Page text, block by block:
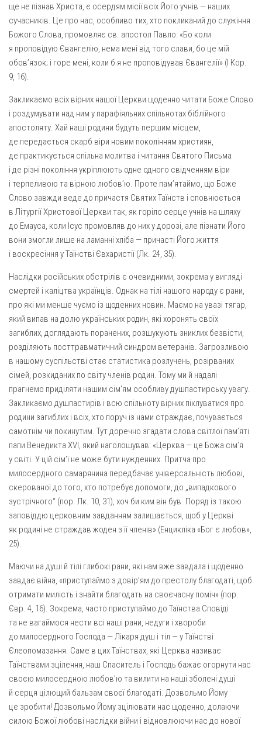
ще не пізнав Христа, є осердям місії всіх Його учнів — наших
сучасників. Це про нас, особливо тих, хто покликаний до служіння
Божого Слова, промовляє св. апостол Павло: «Бо коли
я проповідую Євангелію, нема мені від того слави, бо це мій
обов’язок; і горе мені, коли б я не проповідував Євангелії» (I Кор.
9, 16).
Закликаємо всіх вірних нашої Церкви щоденно читати Боже Слово
і роздумувати над ним у парафіяльних спільнотах біблійного
апостоляту. Хай наші родини будуть першим місцем,
де передається скарб віри новим поколінням християн,
де практикується спільна молитва і читання Святого Письма
і де різні покоління укріплюють одне одного свідченням віри
і терпеливою та вірною любов’ю. Проте пам’ятаймо, що Боже
Слово завжди веде до причастя Святих Таїнств і сповнюється
в Літургії Христової Церкви так, як горіло серце учнів на шляху
до Емауса, коли Ісус промовляв до них у дорозі, але пізнати Його
вони змогли лише на ламанні хліба — причасті Його життя
і воскресіння у Таїнстві Євхаристії (Лк. 24, 35).
Наслідки російських обстрілів є очевидними, зокрема у вигляді
смертей і каліцтва українців. Однак на тілі нашого народу є рани,
про які ми менше чуємо із щоденних новин. Маємо на увазі тягар,
який випав на долю українських родин, які хоронять своїх
загиблих, доглядають поранених, розшукують зниклих безвісти,
розділяють посттравматичний синдром ветеранів. Загрозливою
в нашому суспільстві стає статистика розлучень, розірваних
сімей, розкиданих по світу членів родин. Тому ми й надалі
прагнемо приділяти нашим сім’ям особливу душпастирську увагу.
Закликаємо душпастирів і всю спільноту вірних піклуватися про
родини загиблих і всіх, хто поруч із нами страждає, почувається
самотнім чи покинутим. Тут доречно згадати слова світлої пам’яті
папи Венедикта XVI, який наголошував: «Церква — це Божа сім’я
у світі. У цій сім’ї не може бути нужденних. Притча про
милосердного самарянина передбачає універсальність любові,
скерованої до того, хто потребує допомоги, до „випадкового
зустрічного“ (пор. Лк. 10, 31), хоч би ким він був. Поряд із такою
заповіддю церковним завданням залишається, щоб у Церкві
як родині не страждав жоден з її членів» (Енцикліка «Бог є любов»,
25).
Маючи на душі й тілі глибокі рани, які нам вже завдала і щоденно
завдає війна, «приступаймо з довір’ям до престолу благодаті, щоб
отримати милість і знайти благодать на своєчасну поміч» (пор.
Євр. 4, 16). Зокрема, часто приступаймо до Таїнства Сповіді
та не вагаймося нести всі наші рани, недуги і хвороби
до милосердного Господа — Лікаря душ і тіл — у Таїнстві
Єлеопомазання. Саме в цих Таїнствах, які Церква називає
Таїнствами зцілення, наш Спаситель і Господь бажає огорнути нас
своєю милосердною любов’ю та вилити на наші зболені душі
й серця цілющий бальзам своєї благодаті. Дозвольмо Йому
це зробити! Дозвольмо Йому зцілювати нас щоденно, долаючи
силою Божої любові наслідки війни і відновлюючи нас до нової